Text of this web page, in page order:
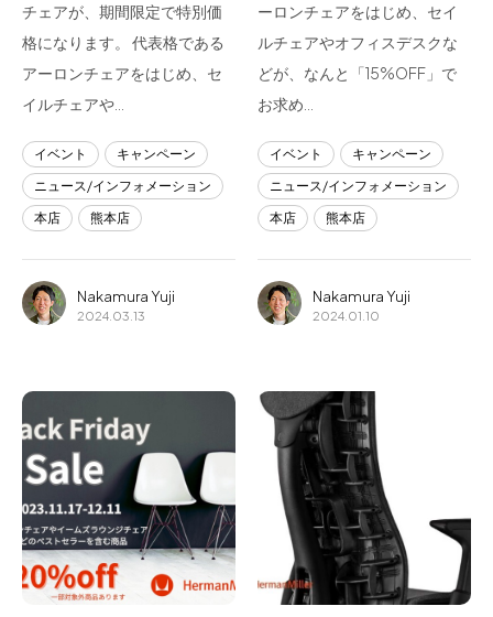
チェアが、期間限定で特別価
格になります。 代表格である
アーロンチェアをはじめ、セ
イルチェアや…
イベント
キャンペーン
ニュース/インフォメーション
本店
熊本店
Nakamura Yuji
2024.03.13
ーロンチェアをはじめ、セイ
ルチェアやオフィスデスクな
どが、なんと「15%OFF」で
お求め…
イベント
キャンペーン
ニュース/インフォメーション
本店
熊本店
Nakamura Yuji
2024.01.10